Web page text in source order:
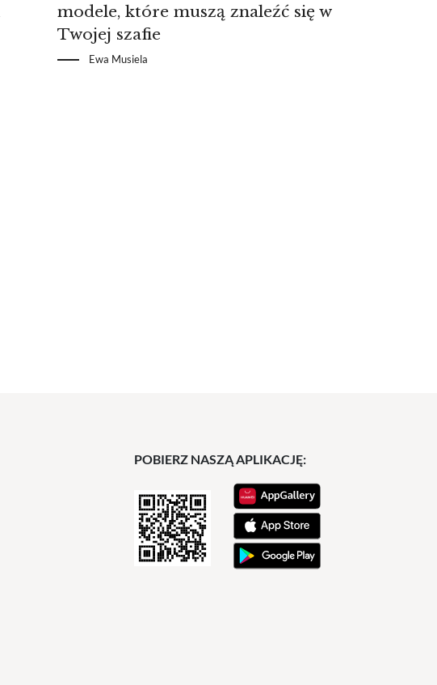
modele, które muszą znaleźć się w
Twojej szafie
Ewa Musiela
POBIERZ NASZĄ APLIKACJĘ: